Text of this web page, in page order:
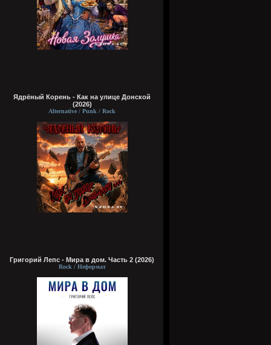
Ядрёный Корень - Как на улице Донской
(2026)
Alternative / Punk / Rock
Григорий Лепс - Мира в дом. Часть 2 (2026)
Rock / Неформат